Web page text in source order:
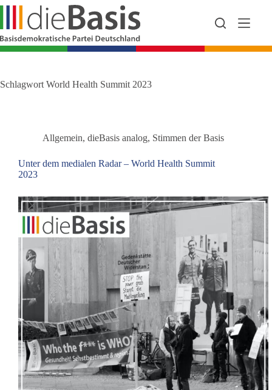
Zum
springen
Schlagwort World Health Summit 2023
Allgemein, dieBasis analog, Stimmen der Basis
Unter dem medialen Radar – World Health Summit
2023